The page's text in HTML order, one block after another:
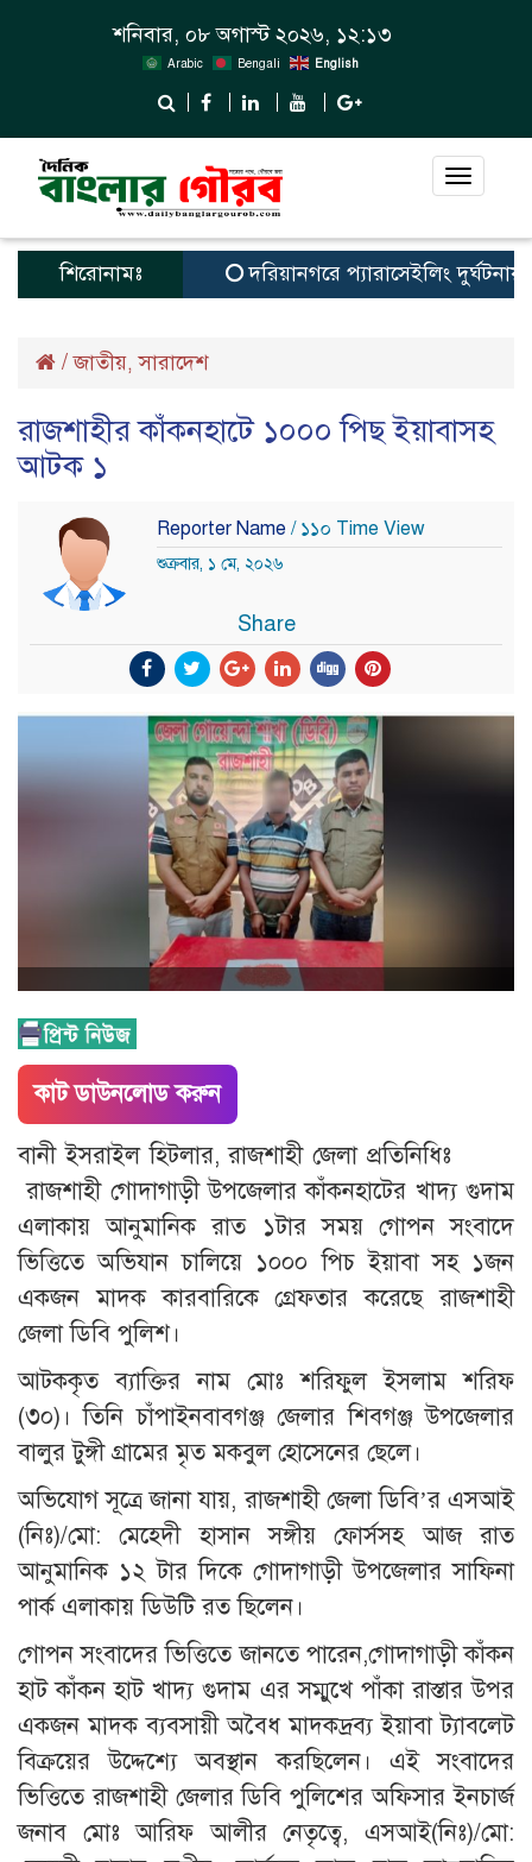
শনিবার, ০৮ অগাস্ট ২০২৬, ১২:১৩
Arabic Bengali English
Toggle
শিরোনামঃ দরিয়ানগরে প্যারাসেইলিং দুর্ঘটনায়
/জাতীয়,সারাদেশ
রাজশাহীর কাঁকনহাটে ১০০০ পিছ ইয়াবাসহ
আটক ১
Reporter Name / ১১০ Time View
শুক্রবার, ১ মে, ২০২৬
Share
কাট ডাউনলোড করুন
বানী ইসরাইল হিটলার, রাজশাহী জেলা প্রতিনিধিঃ
রাজশাহী গোদাগাড়ী উপজেলার কাঁকনহাটের খাদ্য গুদাম
এলাকায় আনুমানিক রাত ১টার সময় গোপন সংবাদে
ভিত্তিতে অভিযান চালিয়ে ১০০০ পিচ ইয়াবা সহ ১জন
একজন মাদক কারবারিকে গ্রেফতার করেছে রাজশাহী
জেলা ডিবি পুলিশ।
আটককৃত ব্যাক্তির নাম মোঃ শরিফুল ইসলাম শরিফ
(৩০)। তিনি চাঁপাইনবাবগঞ্জ জেলার শিবগঞ্জ উপজেলার
বালুর টুঙ্গী গ্রামের মৃত মকবুল হোসেনের ছেলে।
অভিযোগ সূত্রে জানা যায়, রাজশাহী জেলা ডিবি’র এসআই
(নিঃ)/মো: মেহেদী হাসান সঙ্গীয় ফোর্সসহ আজ রাত
আনুমানিক ১২ টার দিকে গোদাগাড়ী উপজেলার সাফিনা
পার্ক এলাকায় ডিউটি রত ছিলেন।
গোপন সংবাদের ভিত্তিতে জানতে পারেন,গোদাগাড়ী কাঁকন
হাট কাঁকন হাট খাদ্য গুদাম এর সম্মুখে পাঁকা রাস্তার উপর
একজন মাদক ব্যবসায়ী অবৈধ মাদকদ্রব্য ইয়াবা ট্যাবলেট
বিক্রয়ের উদ্দেশ্যে অবস্থান করছিলেন। এই সংবাদের
ভিত্তিতে রাজশাহী জেলার ডিবি পুলিশের অফিসার ইনচার্জ
জনাব মোঃ আরিফ আলীর নেতৃত্বে, এসআই(নিঃ)/মো: